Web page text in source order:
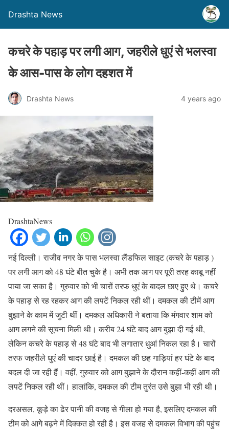
Drashta News
कचरे के पहाड़ पर लगी आग, जहरीले धुएं से भलस्वा
के आस-पास के लोग दहशत में
Drashta News 4 years ago
DrashtaNews
नई दिल्ली। राजीव नगर के पास भलस्वा लैंडफिल साइट (कचरे के पहाड़ )
पर लगी आग को 48 घंटे बीत चुके है। अभी तक आग पर पूरी तरह काबू नहीं
पाया जा सका है। गुरुवार को भी चारों तरफ धुएं के बादल छाए हुए थे। कचरे
के पहाड़ से रह रहकर आग की लपटें निकल रही थीं। दमकल की टीमें आग
बुझाने के काम में जुटी थीं। दमकल अधिकारी ने बताया कि मंगवार शाम को
आग लगने की सूचना मिली थी। करीब 24 घंटे बाद आग बुझा दी गई थी,
लेकिन कचरे के पहाड़ से 48 घंटे बाद भी लगातार धुआं निकल रहा है। चारों
तरफ जहरीले धुएं की चादर छाई है। दमकल की छह गाड़ियां हर घंटे के बाद
बदल दी जा रही हैं। वहीं, गुरुवार को आग बुझाने के दौरान कहीं-कहीं आग की
लपटें निकल रही थीं। हालांकि, दमकल की टीम तुरंत उसे बुझा भी रही थी।
दरअसल, कूड़े का ढेर पानी की वजह से गीला हो गया है, इसलिए दमकल की
टीम को आगे बढ़ने में दिक्कत हो रही है। इस वजह से दमकल विभाग की पहुंच